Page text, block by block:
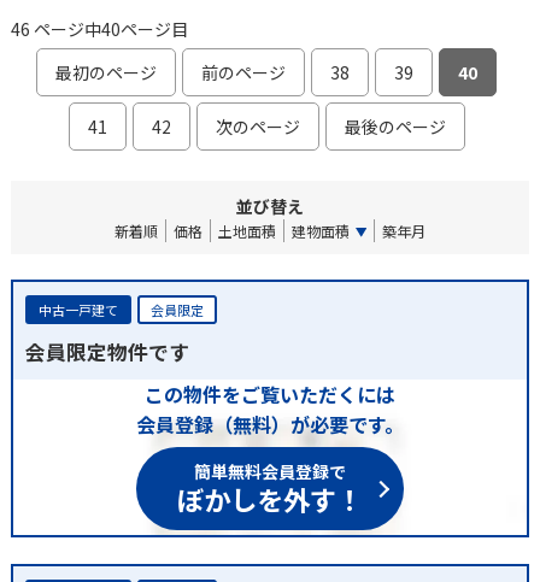
46 ページ中40ページ目
最初のページ
前のページ 38 39 40
41 42 次のページ 最後のページ
並び替え
新着順 価格 土地面積 建物面積 築年月
中古一戸建て 会員限定
会員限定物件です
この物件をご覧いただくには
会員登録（無料）が必要です。
簡単無料会員登録で
ぼかしを外す！